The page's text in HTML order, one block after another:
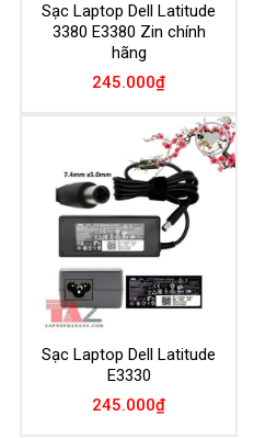
Sạc Laptop Dell Latitude
3380 E3380 Zin chính
hãng
245.000₫
Add to
Wishlist
Sạc Laptop Dell Latitude
E3330
245.000₫